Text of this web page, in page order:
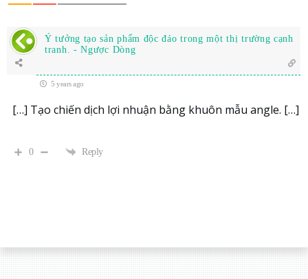
Ý tưởng tạo sản phẩm độc đáo trong một thị trường cạnh
tranh. - Ngược Dòng
5 years ago
[…] Tạo chiến dịch lợi nhuận bằng khuôn mẫu angle. […]
0 Reply